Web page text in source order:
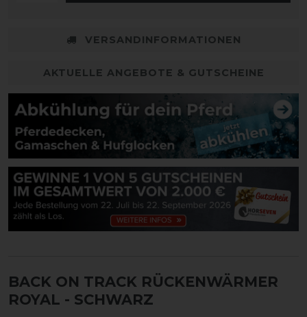
VERSANDINFORMATIONEN
AKTUELLE ANGEBOTE & GUTSCHEINE
BACK ON TRACK RÜCKENWÄRMER
ROYAL - SCHWARZ